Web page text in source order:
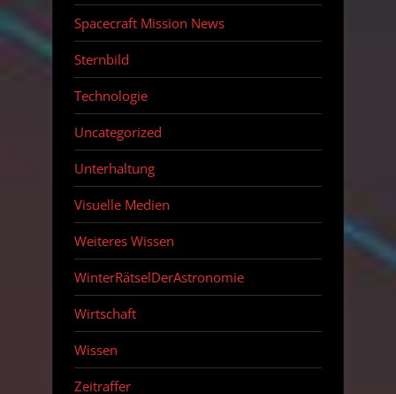
Spacecraft Mission News
Sternbild
Technologie
Uncategorized
Unterhaltung
Visuelle Medien
Weiteres Wissen
WinterRätselDerAstronomie
Wirtschaft
Wissen
Zeitraffer